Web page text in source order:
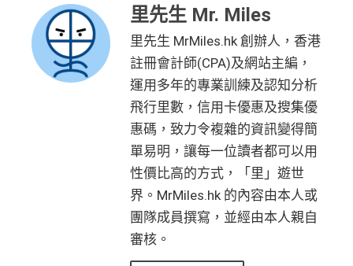
里先生 Mr. Miles
里先生 MrMiles.hk 創辦人，香港
註冊會計師(CPA)及網站主編，
運用多年的專業訓練及認知分析
飛行里數，信用卡優惠及搜集優
惠碼，致力令複雜的資訊變得簡
單易明，讓每一位讀者都可以用
性價比高的方式，「里」遊世
界。MrMiles.hk 的內容由本人或
團隊成員撰寫，並經由本人親自
審核。